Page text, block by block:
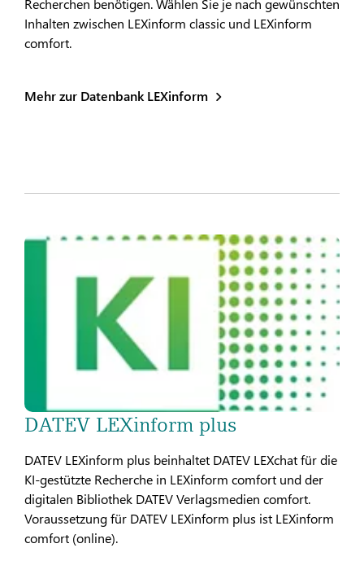
Recherchen benötigen. Wählen Sie je nach gewünschten
Inhalten zwischen LEXinform classic und LEXinform
comfort.
Mehr zur Datenbank LEXinform
DATEV LEXinform plus
DATEV LEXinform plus beinhaltet DATEV LEXchat für die
KI-gestützte Recherche in LEXinform comfort und der
digitalen Bibliothek DATEV Verlagsmedien comfort.
Voraussetzung für DATEV LEXinform plus ist LEXinform
comfort (online).